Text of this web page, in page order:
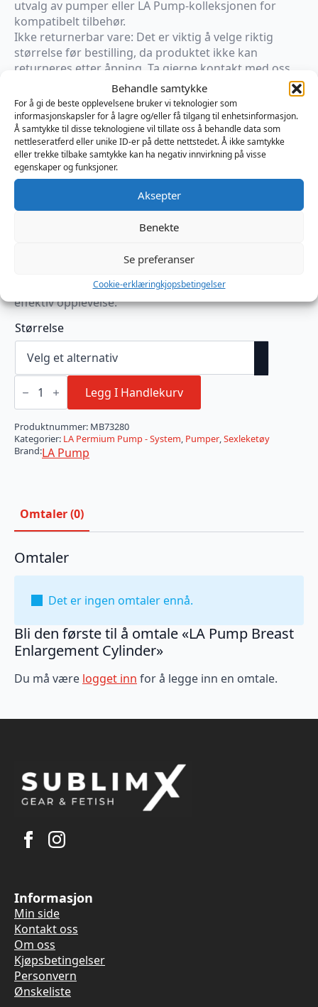
Behandle samtykke
For å gi de beste opplevelsene bruker vi teknologier som
informasjonskapsler for å lagre og/eller få tilgang til enhetsinformasjon.
Å samtykke til disse teknologiene vil tillate oss å behandle data som
nettleseratferd eller unike ID-er på dette nettstedet. Å ikke samtykke
eller trekke tilbake samtykke kan ha negativ innvirkning på visse
egenskaper og funksjoner.
Aksepter
Benekte
Se preferanser
Cookie-erklæringkjopsbetingelser
utvalg av pumper eller LA Pump-kolleksjonen for
kompatibelt tilbehør.
Ikke returnerbar vare: Det er viktig å velge riktig
størrelse før bestilling, da produktet ikke kan
returneres etter åpning. Ta gjerne kontakt med oss
for veiledning før du kjøper.
Kvalitet og garanti:
Produsert i USA: Høy kvalitet, håndlaget og leveres
med 1 års garanti.
Håndverkskvalitet: Diamantskårne og
flammebehandlede sylindere gir en jevn og behagelig
overflate.
Enkel og behagelig i bruk: Designet for komfort og
brukervennlighet uten behov for ekstra tetninger.
Sikker tilkobling: Hurtigkobling sikrer at
Dette produktet kombinerer avansert teknologi med
kvalitetshåndverk for å gi brukeren en trygg og
effektiv opplevelse.
Størrelse
LA
Pump
Enlargement
Cylinder
antall
Legg I Handlekurv
Produktnummer: MB73280
Kategorier: LA Permium Pump - System, Pumper,Sexleketøy
Brand:LA Pump
Omtaler (0)
Omtaler
Det er ingen omtaler ennå.
Bli den første til å omtale «LA Pump Breast
Enlargement Cylinder»
Du må være logget inn for å legge inn en omtale.
Informasjon
Min side
Kontakt oss
Om oss
Kjøpsbetingelser
Personvern
Ønskeliste